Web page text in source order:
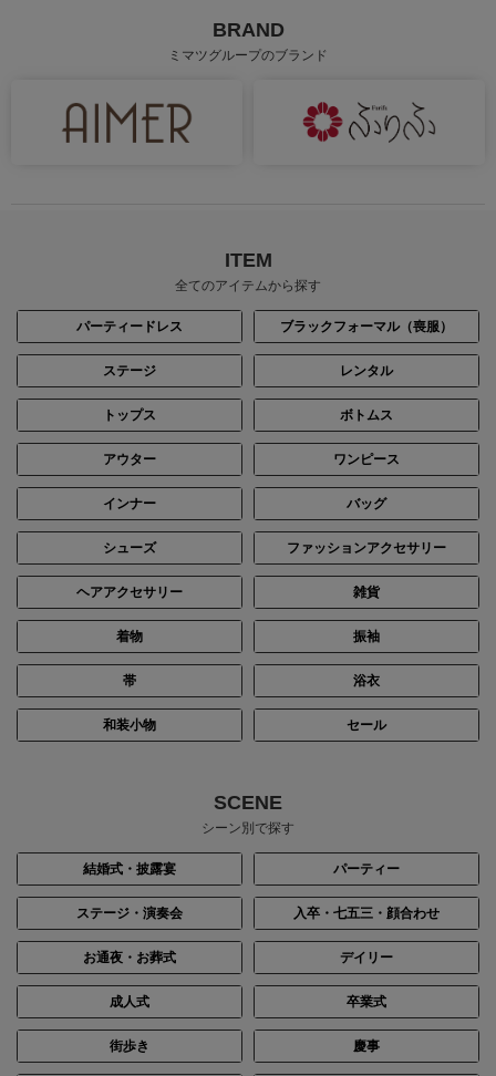
BRAND
ミマツグループのブランド
ITEM
全てのアイテムから探す
パーティードレス ブラックフォーマル（喪服）
ステージ レンタル
トップス ボトムス
アウター ワンピース
インナー バッグ
シューズ ファッションアクセサリー
ヘアアクセサリー 雑貨
着物 振袖
帯 浴衣
和装小物 セール
SCENE
シーン別で探す
結婚式・披露宴 パーティー
ステージ・演奏会 入卒・七五三・顔合わせ
お通夜・お葬式 デイリー
成人式 卒業式
街歩き 慶事